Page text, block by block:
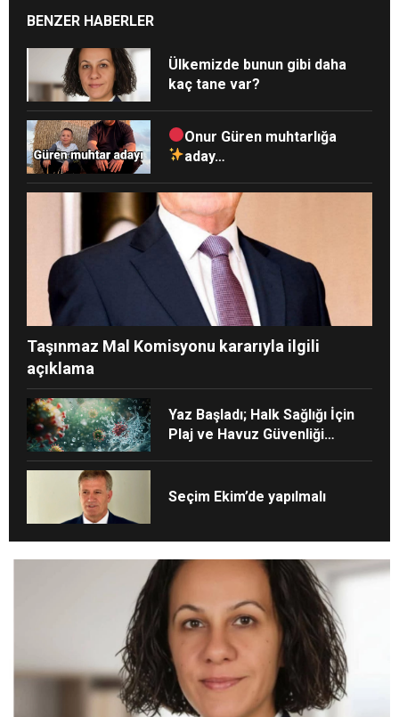
BENZER HABERLER
Ülkemizde bunun gibi daha
kaç tane var?
Onur Güren muhtarlığa
aday…
Taşınmaz Mal Komisyonu kararıyla ilgili
açıklama
Yaz Başladı; Halk Sağlığı İçin
Plaj ve Havuz Güvenliği
Seçim Ekim’de yapılmalı